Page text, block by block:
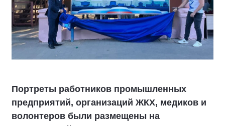
Портреты работников промышленных
предприятий, организаций ЖКХ, медиков и
волонтеров были размещены на